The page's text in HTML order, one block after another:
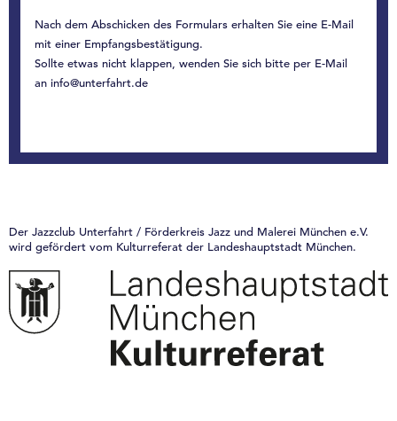
Nach dem Abschicken des Formulars erhalten Sie eine E-Mail
mit einer Empfangsbestätigung.
Sollte etwas nicht klappen, wenden Sie sich bitte per E-Mail
an info@unterfahrt.de
Der Jazzclub Unterfahrt / Förderkreis Jazz und Malerei München e.V.
wird gefördert vom Kulturreferat der Landeshauptstadt München.